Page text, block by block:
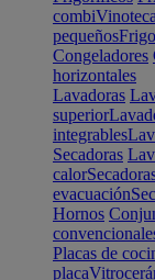
combi
pequeños
Congeladores
horizontales
Lavadoras
superior
integrables
Secadoras
calor
evacuación
Hornos
Placas de
placa